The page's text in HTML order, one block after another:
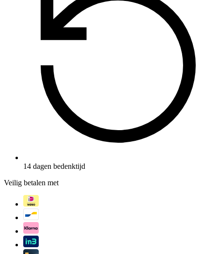
14 dagen bedenktijd
Veilig betalen met